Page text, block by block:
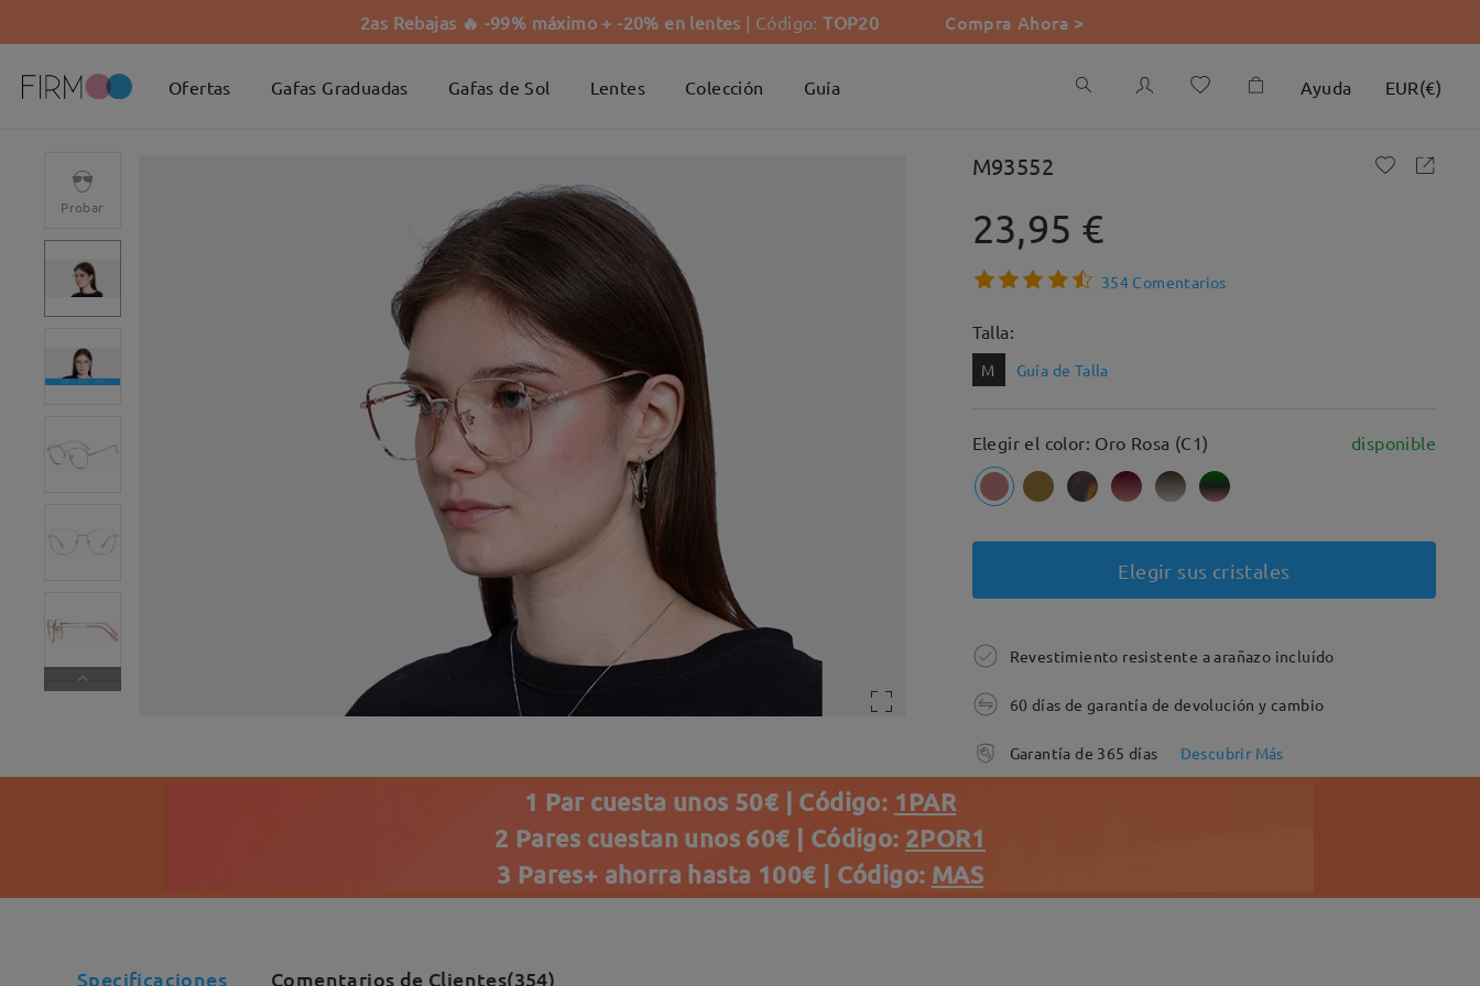
2as Rebajas 🔥 -99% máximo + -20% en lentes | Código:TOP20 Compra Ahora >
Ofertas Gafas Graduadas Gafas de Sol Lentes Colección Guía Ayuda EUR(€)
Probar
M93552
23,95 €
354 Comentarios
Talla:
M Guía de Talla
Elegir el color: Oro Rosa (C1) disponible
Elegir sus cristales
Revestimiento resistente a arañazo incluído
60 días de garantía de devolución y cambio
Garantía de 365 días Descubrir Más
1 Par cuesta unos 50€ | Código: 1PAR
2 Pares cuestan unos 60€ | Código: 2POR1
3 Pares+ ahorra hasta 100€ | Código: MAS
Specificaciones Comentarios de Clientes(354)